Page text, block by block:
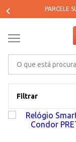
PARCELE
Filtrar